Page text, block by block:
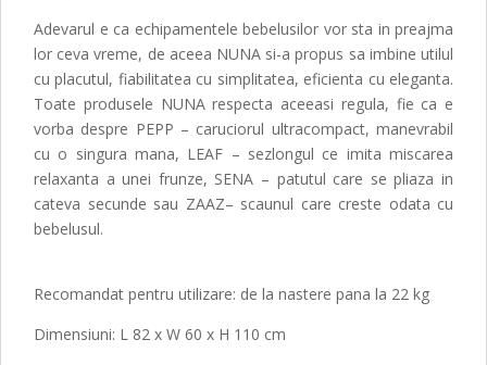
Adevarul e ca echipamentele bebelusilor vor sta in preajma
lor ceva vreme, de aceea NUNA si-a propus sa imbine utilul
cu placutul, fiabilitatea cu simplitatea, eficienta cu eleganta.
Toate produsele NUNA respecta aceeasi regula, fie ca e
vorba despre PEPP – caruciorul ultracompact, manevrabil
cu o singura mana, LEAF – sezlongul ce imita miscarea
relaxanta a unei frunze, SENA – patutul care se pliaza in
cateva secunde sau ZAAZ– scaunul care creste odata cu
bebelusul.
Recomandat pentru utilizare: de la nastere pana la 22 kg
Dimensiuni: L 82 x W 60 x H 110 cm